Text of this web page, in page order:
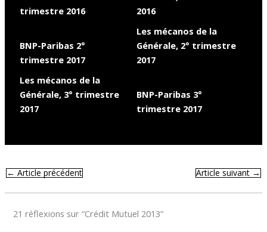
trimestre 2016
2016
BNP-Paribas 2°
trimestre 2017
Les mécanos de la
Générale, 2° trimestre
2017
Les mécanos de la
Générale, 3° trimestre
2017
BNP-Paribas 3°
trimestre 2017
← Article précédent Article suivant →
21 réflexions sur “Crédit Mutuel 2013”